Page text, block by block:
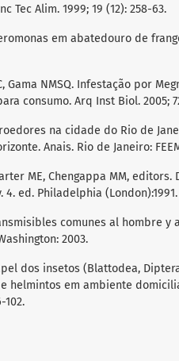
Alim. 1999; 19 (12): 258-63.
em abatedouro de
Gama NMSQ. Infestação por
consumo. Arq Inst Biol. 2005;
na cidade do Rio de
Anais. Rio de Janeiro:
ME, Chengappa MM, editors.
ed. Philadelphia (London):1991.
comunes al hombre y
2003.
dos insetos (Blattodea,
helmintos em ambiente
102.